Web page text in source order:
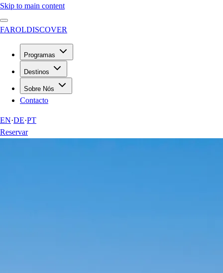
Skip to main content
FAROLDISCOVER
Programas
Destinos
Sobre Nós
Contacto
EN·DE·PT
Reservar